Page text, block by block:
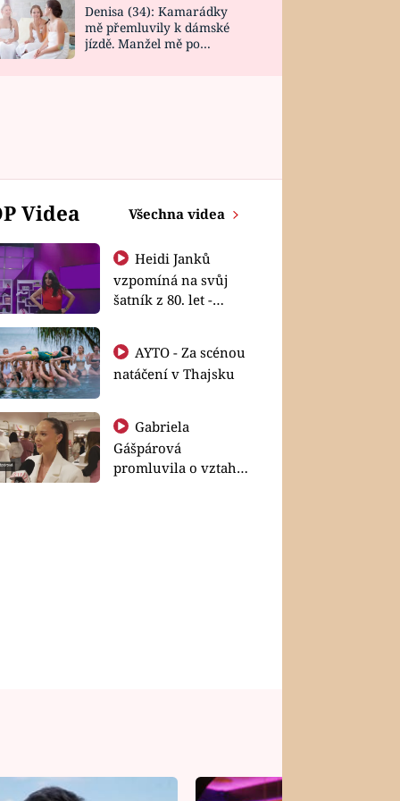
Denisa (34): Kamarádky
mě přemluvily k dámské
jízdě. Manžel mě po
Videa Všechna videa
Heidi Janků
vzpomíná na svůj
šatník z 80. let -
natáčení v Thajsku
Gabriela
Gášpárová
promluvila o vztahu